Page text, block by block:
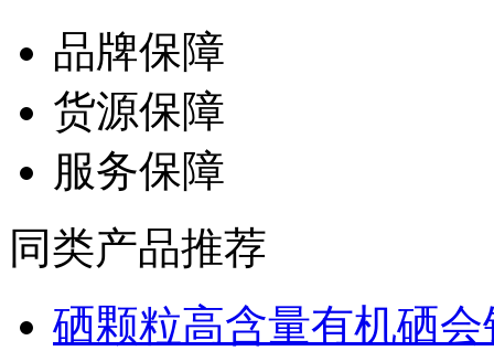
品牌保障
货源保障
服务保障
同类产品推荐
硒颗粒高含量有机硒会